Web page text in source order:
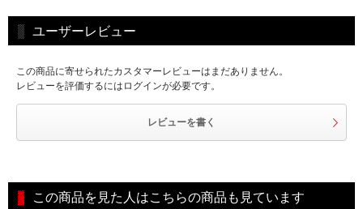
ユーザーレビュー
この商品に寄せられたカスタマーレビューはまだありません。
レビューを評価するにはログインが必要です。
レビューを書く
この商品を見た人はこちらの商品も見ています